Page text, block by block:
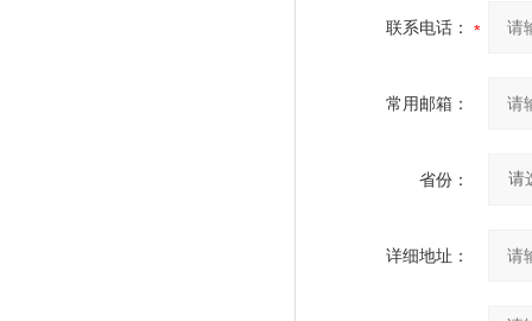
联系电话：
常用邮箱：
省份：
详细地址：